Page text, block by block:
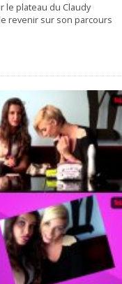
le plateau du Claudy
revenir sur son parcours